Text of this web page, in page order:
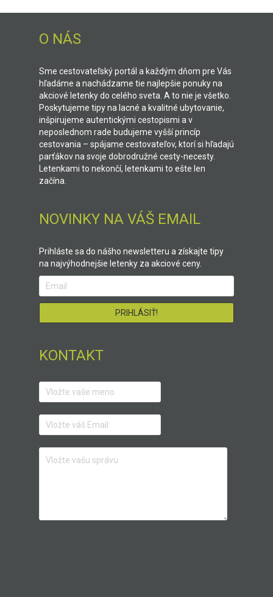
O NÁS
Sme cestovateľský portál a každým dňom pre Vás
hľadáme a nachádzame tie najlepšie ponuky na
akciové letenky do celého sveta. A to nie je všetko.
Poskytujeme tipy na lacné a kvalitné ubytovanie,
inšpirujeme autentickými cestopismi a v
neposlednom rade budujeme vyšší princíp
cestovania – spájame cestovateľov, ktorí si hľadajú
parťákov na svoje dobrodružné cesty-necesty.
Letenkami to nekončí, letenkami to ešte len
začína.
NOVINKY NA VÁŠ EMAIL
Prihláste sa do nášho newsletteru a získajte tipy
na najvýhodnejšie letenky za akciové ceny.
KONTAKT